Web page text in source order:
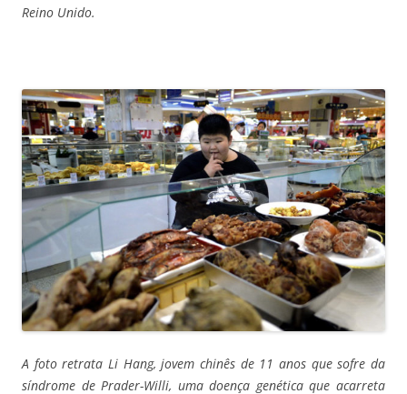
Reino Unido.
A foto retrata Li Hang, jovem chinês de 11 anos que sofre da
síndrome de Prader-Willi, uma doença genética que acarreta